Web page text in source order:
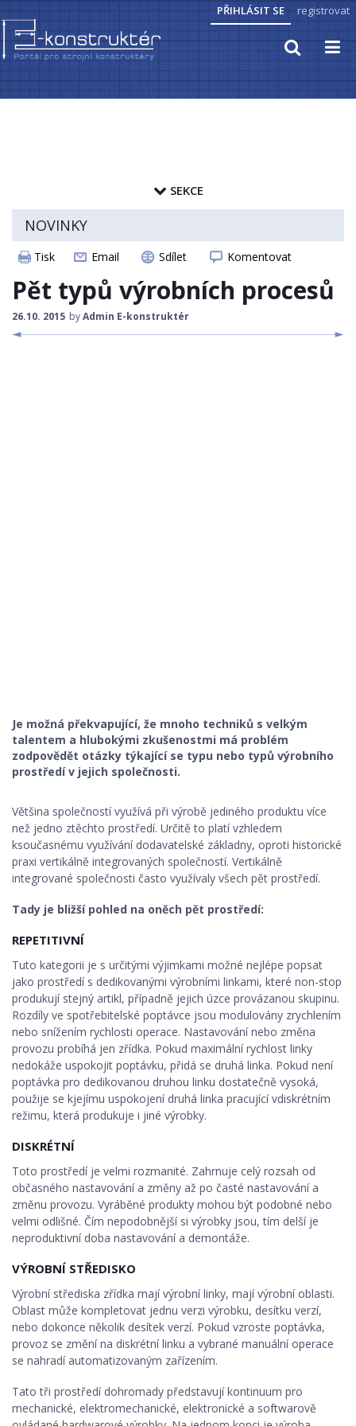
PŘIHLÁSIT SE registrovat
PŘEVODY JEDNOTEK
CAD MODELY
STROJNICKÉ TABULKY
SEKCE
ELEKTROPOHONY
SENZORIKA
ZAJÍMAVOSTI
NOVINKY
Tisk Email Sdílet Komentovat
Pět typů výrobních procesů
26.10. 2015 byAdmin E-konstruktér
Je možná překvapující, že mnoho techniků s velkým
talentem a hlubokými zkušenostmi má problém
zodpovědět otázky týkající se typu nebo typů výrobního
prostředí v jejich společnosti.
Většina společností využívá při výrobě jediného produktu více
než jedno ztěchto prostředí. Určitě to platí vzhledem
ksoučasnému využívání dodavatelské základny, oproti historické
praxi vertikálně integrovaných společností. Vertikálně
integrované společnosti často využívaly všech pět prostředí.
Tady je bližší pohled na oněch pět prostředí:
REPETITIVNÍ
Tuto kategorii je s určitými výjimkami možné nejlépe popsat
jako prostředí s dedikovanými výrobními linkami, které non-stop
produkují stejný artikl, případně jejich úzce provázanou skupinu.
Rozdíly ve spotřebitelské poptávce jsou modulovány zrychlením
nebo snížením rychlosti operace. Nastavování nebo změna
provozu probíhá jen zřídka. Pokud maximální rychlost linky
nedokáže uspokojit poptávku, přidá se druhá linka. Pokud není
poptávka pro dedikovanou druhou linku dostatečně vysoká,
použije se kjejímu uspokojení druhá linka pracující vdiskrétním
režimu, která produkuje i jiné výrobky.
DISKRÉTNÍ
Toto prostředí je velmi rozmanité. Zahrnuje celý rozsah od
občasného nastavování a změny až po časté nastavování a
změnu provozu. Vyráběné produkty mohou být podobné nebo
velmi odlišné. Čím nepodobnější si výrobky jsou, tím delší je
neproduktivní doba nastavování a demontáže.
VÝROBNÍ STŘEDISKO
Výrobní střediska zřídka mají výrobní linky, mají výrobní oblasti.
Oblast může kompletovat jednu verzi výrobku, desítku verzí,
nebo dokonce několik desítek verzí. Pokud vzroste poptávka,
provoz se změní na diskrétní linku a vybrané manuální operace
se nahradí automatizovaným zařízením.
Tato tři prostředí dohromady představují kontinuum pro
mechanické, elektromechanické, elektronické a softwarově